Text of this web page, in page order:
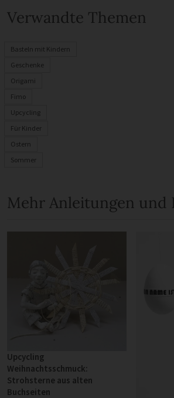
Verwandte Themen
Basteln mit Kindern
Geschenke
Origami
Fimo
Upcycling
Für Kinder
Ostern
Sommer
Mehr Anleitungen und
Upcycling
Weihnachtsschmuck:
Strohsterne aus alten
Buchseiten